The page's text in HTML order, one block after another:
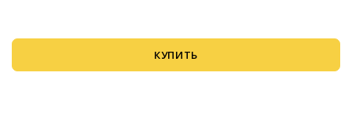
КУПИТЬ